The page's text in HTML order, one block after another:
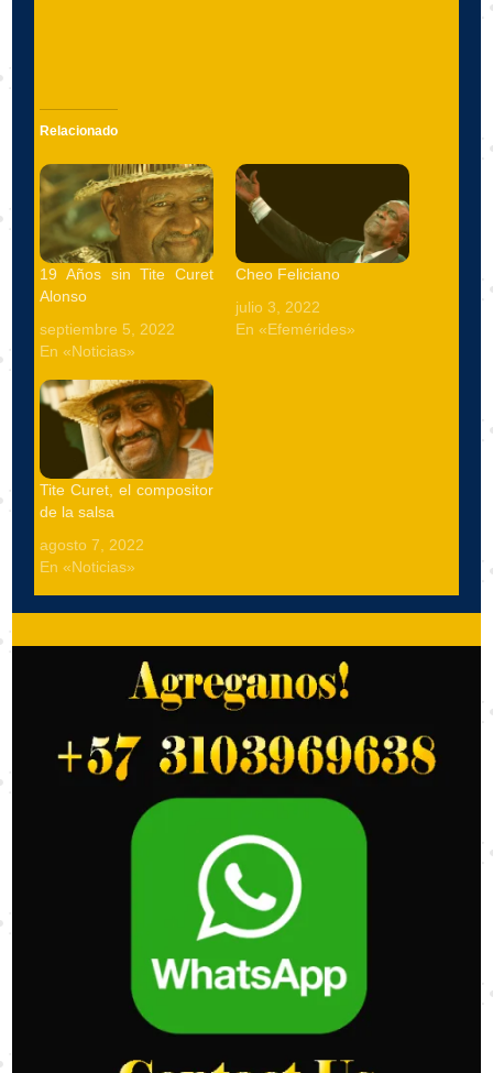
Relacionado
19 Años sin Tite Curet
Alonso
septiembre 5, 2022
En «Noticias»
Cheo Feliciano
julio 3, 2022
En «Efemérides»
Tite Curet, el compositor
de la salsa
agosto 7, 2022
En «Noticias»